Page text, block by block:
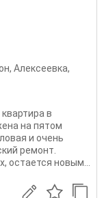
, Алексеевка,
в
на пятом
и очень
ремонт.
остается новым...